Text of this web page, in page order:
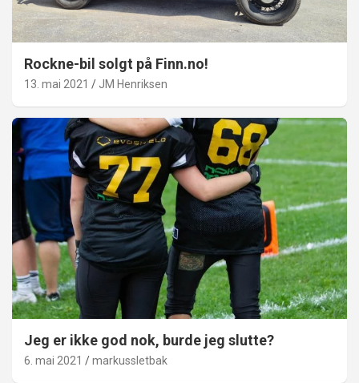
Rockne-bil solgt på Finn.no!
13. mai 2021 JM Henriksen
Jeg er ikke god nok, burde jeg slutte?
6. mai 2021 markussletbak